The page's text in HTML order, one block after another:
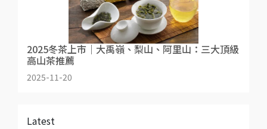
2025冬茶上市｜大禹嶺、梨山、阿里山：三大頂級
高山茶推薦
2025-11-20
Latest